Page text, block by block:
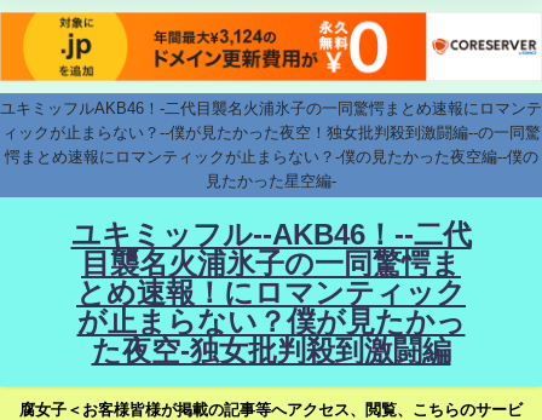
ユキミッフルAKB46！-二代目襲名火浦氷子の一同驚愕まとめ速報にロマンテ
ィックが止まらない？--僕が見たかった夜空！独女批判殺到激闘編--の一同驚
愕まとめ速報にロマンティックが止まらない？-僕の見たかった夜空編--僕の
見たかった星空編-
ユキミッフル--AKB46！--二代
目襲名火浦氷子の一同驚愕ま
とめ速報！にロマンティック
が止まらない？僕が見たかっ
た夜空-独女批判殺到激闘編
腐女子＜お客様皆様が掲載の記事等へアクセス、閲覧、こちらのサービ